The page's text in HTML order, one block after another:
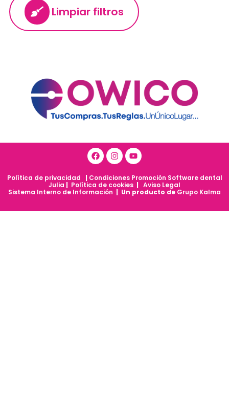
Limpiar filtros
Política de privacidad | Condiciones Promoción Software dental
Julia | Política de cookies | Aviso Legal
Sistema Interno de Información | Un producto de Grupo Kalma